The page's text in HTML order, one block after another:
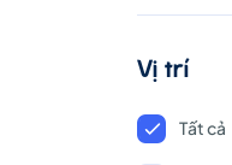
Vị trí
Tất cả